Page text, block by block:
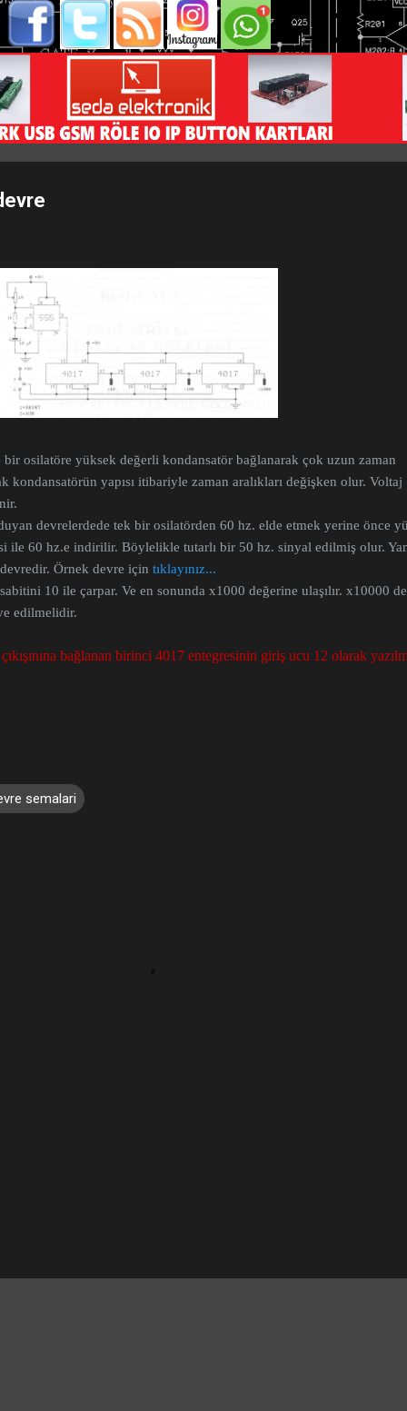
osilatöre yüksek değerli kondansatör bağlanarak çok uzun zaman
kondansatörün yapısı itibariyle zaman aralıkları değişken olur. Voltaj
devrelerdede tek bir osilatörden 60 hz. elde etmek yerine önce
ile 60 hz.e indirilir. Böylelikle tutarlı bir 50 hz. sinyal edilmiş olur.
Örnek devre için tıklayınız...
10 ile çarpar. Ve en sonunda x1000 değerine ulaşılır. x10000
edilmelidir.
bağlanan birinci 4017 entegresinin giriş ucu 12 olarak
semalari